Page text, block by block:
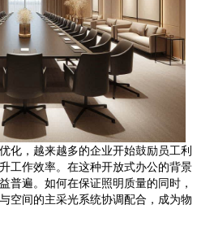
化，越来越多的企业开始鼓励员工利
工作效率。在这种开放式办公的背景
普遍。如何在保证照明质量的同时，
空间的主采光系统协调配合，成为物